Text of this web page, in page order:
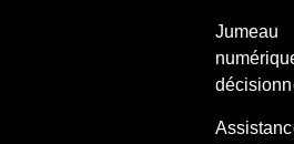
Jumeau